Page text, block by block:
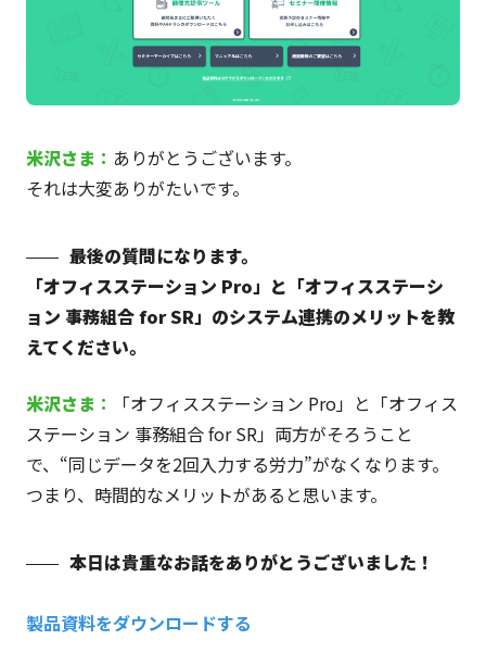
米沢さま ： ありがとうございます。
それは大変ありがたいです。
最後の質問になります。
「オフィスステーション Pro」と「オフィスステーシ
ョン 事務組合 for SR」のシステム連携のメリットを教
えてください。
米沢さま ：
「オフィスステーション Pro」と「オフィス
ステーション 事務組合 for SR」両方がそろうこと
で、“同じデータを2回入力する労力”がなくなります。
つまり、時間的なメリットがあると思います。
本日は貴重なお話をありがとうございました！
製品資料をダウンロードする